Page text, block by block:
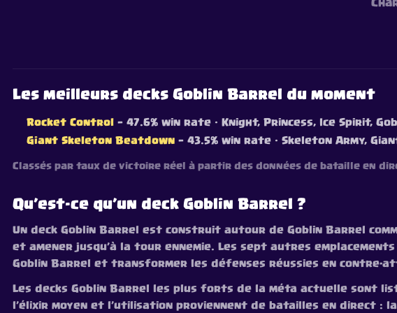
Les meilleurs decks Goblin Barrel du moment
Rocket Control — 47.6% win rate · Knight, Princess, Ice Spirit,
Giant Skeleton Beatdown — 43.5% win rate · Skeleton Army,
Classés par taux de victoire réel à partir des données de bataille en
Qu’est-ce qu’un deck Goblin Barrel ?
Un deck Goblin Barrel est construit autour de Goblin Barrel
et amener jusqu’à la tour ennemie. Les sept autres
Goblin Barrel et transformer les défenses réussies en contre-
Les decks Goblin Barrel les plus forts de la méta actuelle sont
l’élixir moyen et l’utilisation proviennent de batailles en direct :